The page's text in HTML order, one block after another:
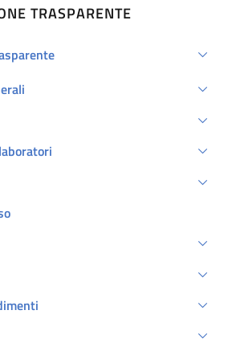
TRASPARENTE